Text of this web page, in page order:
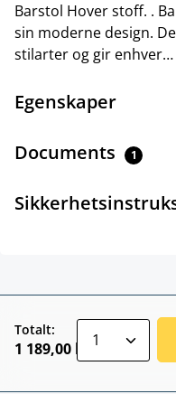
Barstol Hover stoff. .
sin moderne design.
stilarter og gir enhver…
Egenskaper
Documents 1
Totalt:
1 189,00 kr